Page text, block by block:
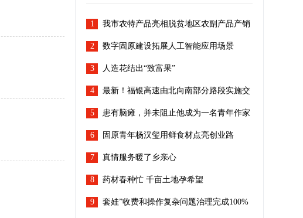
1 我市农特产品亮相脱贫地区农副产品产销
对接活动
2 数字固原建设拓展人工智能应用场景
3 人造花结出“致富果”
4 最新！福银高速由北向南部分路段实施交
通管制
5 患有脑瘫，并未阻止他成为一名青年作家
6 固原青年杨汉玺用鲜食材点亮创业路
7 真情服务暖了乡亲心
8 药材春种忙 千亩土地孕希望
9 套娃”收费和操作复杂问题治理完成100%